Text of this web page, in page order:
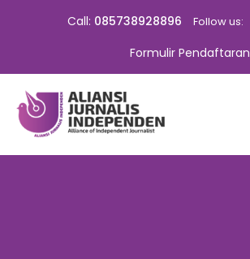
Call: 085738928896 Follow us:
Formulir Pendaftaran